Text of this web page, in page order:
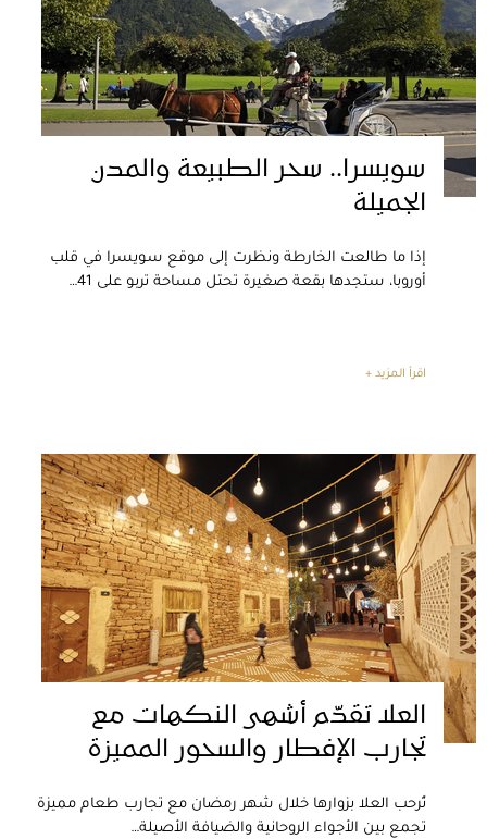
سويسرا.. سحر الطبيعة والمدن
الجميلة
إذا ما طالعت الخارطة ونظرت إلى موقع سويسرا في قلب
أوروبا، ستجدها بقعة صغيرة تحتل مساحة تربو على 41…
اقرأ المزيد +
العلا تقدّم أشهى النكهات مع
تجارب الإفطار والسحور المميزة
تُرحب العلا بزوارها خلال شهر رمضان مع تجارب طعام مميزة
تجمع بين الأجواء الروحانية والضيافة الأصيلة…